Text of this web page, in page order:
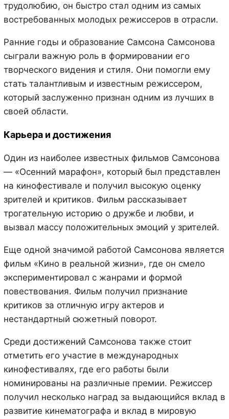
трудолюбию, он быстро стал одним из самых
востребованных молодых режиссеров в отрасли.
Ранние годы и образование Самсона Самсонова
сыграли важную роль в формировании его
творческого видения и стиля. Они помогли ему
стать талантливым и известным режиссером,
который заслуженно признан одним из лучших в
своей области.
Карьера и достижения
Один из наиболее известных фильмов Самсонова
— «Осенний марафон», который был представлен
на кинофестивале и получил высокую оценку
зрителей и критиков. Фильм рассказывает
трогательную историю о дружбе и любви, и
вызвал массу положительных эмоций у зрителей.
Еще одной значимой работой Самсонова является
фильм «Кино в реальной жизни», где он смело
экспериментировал с жанрами и формой
повествования. Фильм получил признание
критиков за отличную игру актеров и
нестандартный сюжетный поворот.
Среди достижений Самсонова также стоит
отметить его участие в международных
кинофестивалях, где его работы были
номинированы на различные премии. Режиссер
получил несколько наград за выдающийся вклад в
развитие кинематографа и вклад в мировую